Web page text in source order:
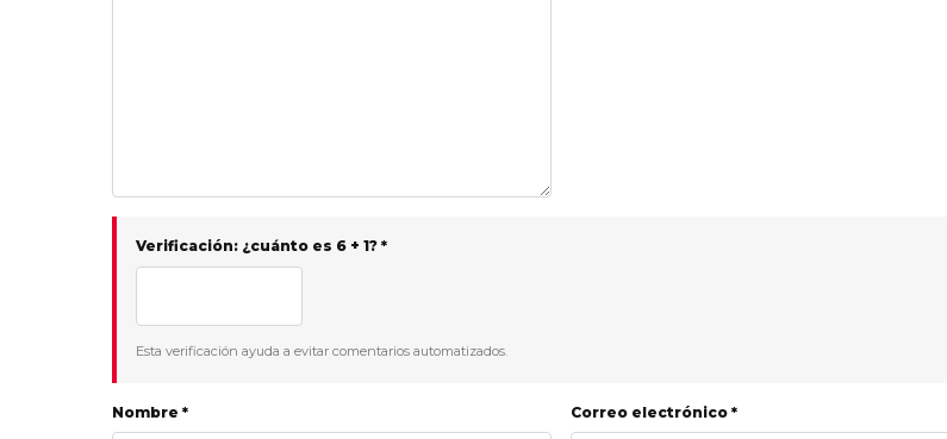
Verificación: ¿cuánto es 6 + 1? *
Esta verificación ayuda a evitar comentarios automatizados.
Nombre * Correo electrónico *